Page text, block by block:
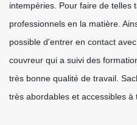
intempéries. Pour faire de telles
professionnels en la matière.
possible d'entrer en contact
couvreur qui a suivi des
très bonne qualité de travail.
très abordables et accessibles à